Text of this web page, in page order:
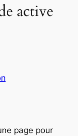
active
page pour